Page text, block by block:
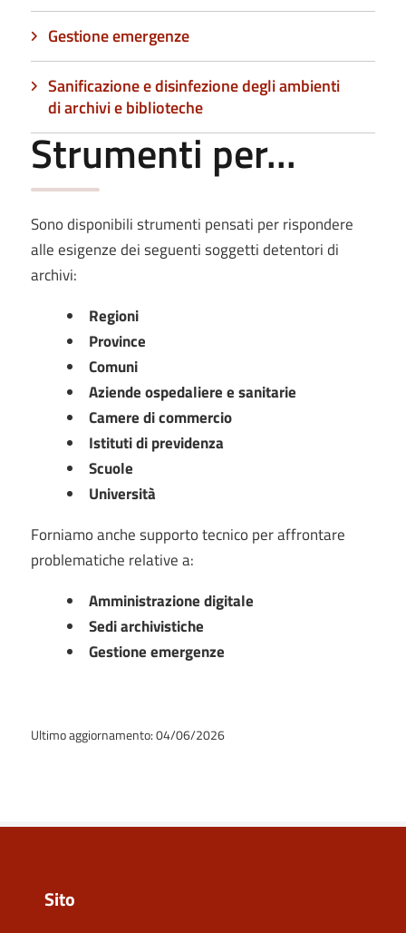
Gestione emergenze
Sanificazione e disinfezione degli ambienti
di archivi e biblioteche
Strumenti per...
Sono disponibili strumenti pensati per rispondere
alle esigenze dei seguenti soggetti detentori di
archivi:
Regioni
Province
Comuni
Aziende ospedaliere e sanitarie
Camere di commercio
Istituti di previdenza
Scuole
Università
Forniamo anche supporto tecnico per affrontare
problematiche relative a:
Amministrazione digitale
Sedi archivistiche
Gestione emergenze
Ultimo aggiornamento: 04/06/2026
Sito